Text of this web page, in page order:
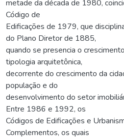
metade da década de 1980,
Código de
Edificações de 1979, que
do Plano Diretor de 1885,
quando se presencia o
tipologia arquitetônica,
decorrente do crescimento da
população e do
desenvolvimento do setor
Entre 1986 e 1992, os
Códigos de Edificações e
Complementos, os quais